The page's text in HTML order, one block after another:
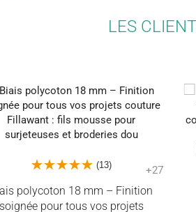
LES
+27
(13)
polycoton 18 mm – Finition
soignée pour tous vos projets